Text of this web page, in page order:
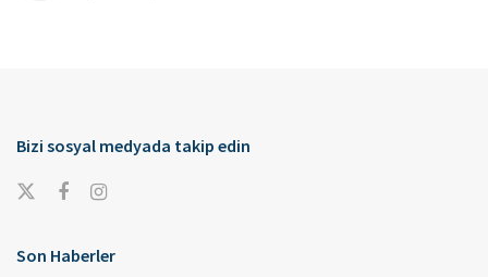
Bizi sosyal medyada takip edin
Son Haberler